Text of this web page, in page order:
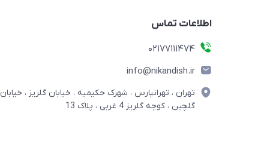
اطلاعات تماس
02177111474
info@nikandish.ir
تهران ، تهرانپارس ، شهرک حکیمیه ، خیابان گلریز ، خیابان
گلچین ، کوچه گلریز 4 غربی ، پلاک 13